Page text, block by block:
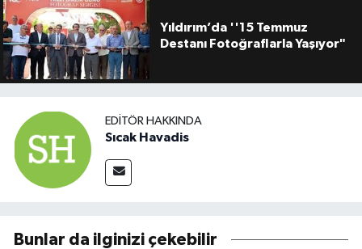
Yıldırım’da ''15 Temmuz
Destanı Fotoğraflarla Yaşıyor"
EDITÖR HAKKINDA
Sıcak Havadis
Bunlar da ilginizi çekebilir